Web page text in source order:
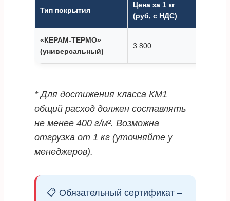
Тип покрытия
Цена за 1 кг
(руб, с НДС)
«КЕРАМ-ТЕРМО»
(универсальный)
3 800
* Для достижения класса КМ1
общий расход должен составлять
не менее 400 г/м². Возможна
отгрузка от 1 кг (уточняйте у
менеджеров).
📋 Обязательный сертификат –